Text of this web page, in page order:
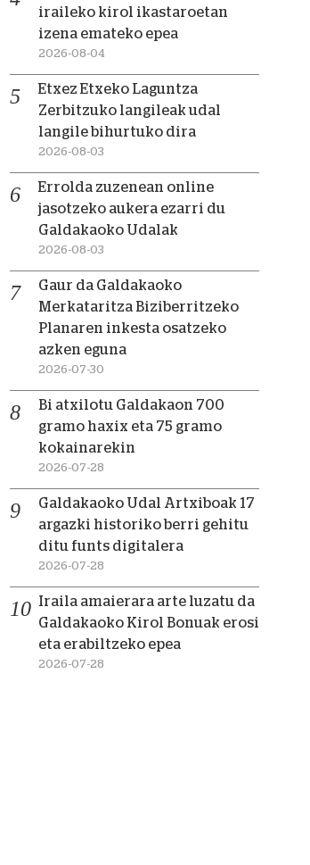
iraileko kirol ikastaroetan
izena emateko epea
2026-08-04
Etxez Etxeko Laguntza
Zerbitzuko langileak udal
langile bihurtuko dira
2026-08-03
Errolda zuzenean online
jasotzeko aukera ezarri du
Galdakaoko Udalak
2026-08-03
Gaur da Galdakaoko
Merkataritza Biziberritzeko
Planaren inkesta osatzeko
azken eguna
2026-07-30
Bi atxilotu Galdakaon 700
gramo haxix eta 75 gramo
kokainarekin
2026-07-28
Galdakaoko Udal Artxiboak 17
argazki historiko berri gehitu
ditu funts digitalera
2026-07-28
Iraila amaierara arte luzatu da
Galdakaoko Kirol Bonuak erosi
eta erabiltzeko epea
2026-07-28